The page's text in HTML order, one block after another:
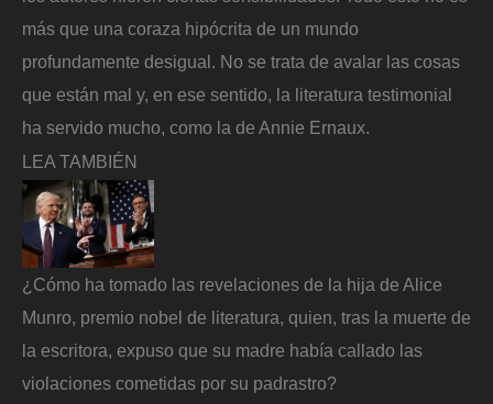
más que una coraza hipócrita de un mundo
profundamente desigual. No se trata de avalar las cosas
que están mal y, en ese sentido, la literatura testimonial
ha servido mucho, como la de Annie Ernaux.
LEA TAMBIÉN
¿Cómo ha tomado las revelaciones de la hija de Alice
Munro, premio nobel de literatura, quien, tras la muerte de
la escritora, expuso que su madre había callado las
violaciones cometidas por su padrastro?